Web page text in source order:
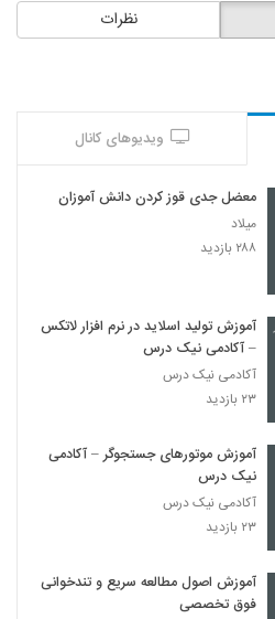
نظرات
ویدیوهای کانال
معضل جدی قوز کردن دانش آموزان
میلاد
۲۸۸ بازدید
آموزش تولید اسلاید در نرم افزار لاتکس
– آکادمی نیک درس
آکادمی نیک درس
۲۳ بازدید
آموزش موتورهای جستجوگر – آکادمی
نیک درس
آکادمی نیک درس
۲۳ بازدید
آموزش اصول مطالعه سریع و تندخوانی
فوق تخصصی